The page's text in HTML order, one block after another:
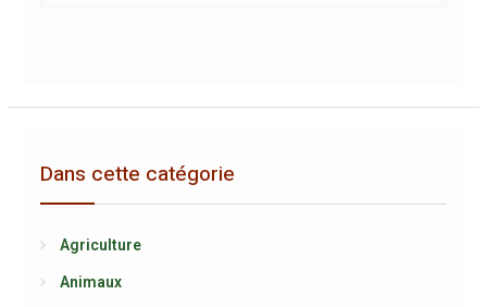
Dans cette catégorie
Agriculture
Animaux